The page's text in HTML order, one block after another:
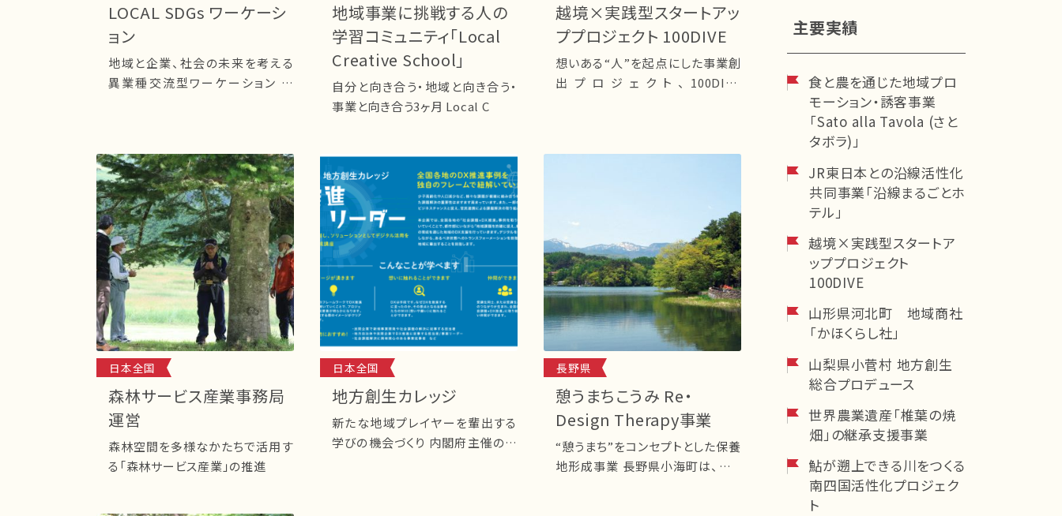
LOCAL SDGs ワーケーシ
ョン
地域と企業、社会の未来を考える
異業種交流型ワーケーション 近
地域事業に挑戦する人の
学習コミュニティ「Local
Creative School」
自分と向き合う・地域と向き合う・
事業と向き合う3ヶ月 Local C
越境×実践型スタートアッ
ププロジェクト 100DIVE
想いある“人”を起点にした事業創
出プロジェクト、100DIVE
日本全国
森林サービス産業事務局
運営
森林空間を多様なかたちで活用す
る「森林サービス産業」の推進
日本全国
地方創生カレッジ
新たな地域プレイヤーを輩出する
学びの機会づくり 内閣府主催の地
長野県
憩うまちこうみ Re・
Design Therapy事業
“憩うまち”をコンセプトとした保養
地形成事業 長野県小海町は、八ヶ
主要実績
食と農を通じた地域プロ
モーション・誘客事業
「Sato alla Tavola (さと
タボラ)」
JR東日本との沿線活性化
共同事業「沿線まるごとホ
テル」
越境×実践型スタートア
ッププロジェクト
100DIVE
山形県河北町 地域商社
「かほくらし社」
山梨県小菅村 地方創生
総合プロデュース
世界農業遺産「椎葉の焼
畑」の継承支援事業
鮎が遡上できる川をつくる
南四国活性化プロジェク
ト